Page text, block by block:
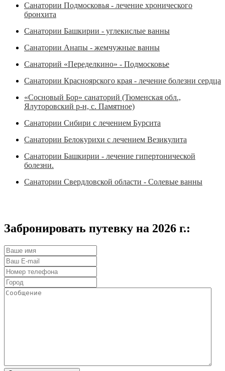
Санатории Подмосковья - лечение хронического
бронхита
Санатории Башкирии - углекислые ванны
Санатории Анапы - жемчужные ванны
Санаторий «Переделкино» - Подмосковье
Санатории Красноярского края - лечение болезни сердца
«Сосновый Бор» санаторий (Тюменская обл.,
Ялуторовский р-н, с. Памятное)
Санатории Сибири с лечением Бурсита
Санатории Белокурихи с лечением Везикулита
Санатории Башкирии - лечение гипертонической
болезни.
Санатории Свердловской области - Солевые ванны
Забронировать путевку на 2026 г.: